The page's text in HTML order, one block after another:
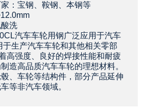
：宝钢、鞍钢、本钢等
洗
汽车车轮用钢广泛应用于汽车
于生产汽车车轮和其他相关零部
高强度、良好的焊接性能和耐疲
造高品质汽车车轮的理想材料。
、车轮等结构件，部分产品延伸
等非汽车领域。